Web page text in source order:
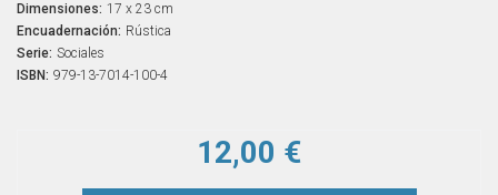
Dimensiones: 17 x 23 cm
Encuadernación: Rústica
Serie: Sociales
ISBN: 979-13-7014-100-4
12,00 €